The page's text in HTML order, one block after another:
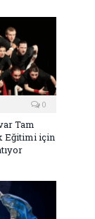
0
Tam
Eğitimi için